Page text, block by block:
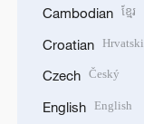
Cambodian ខ្មែរ
Croatian Hrvatski
Czech Český
English English